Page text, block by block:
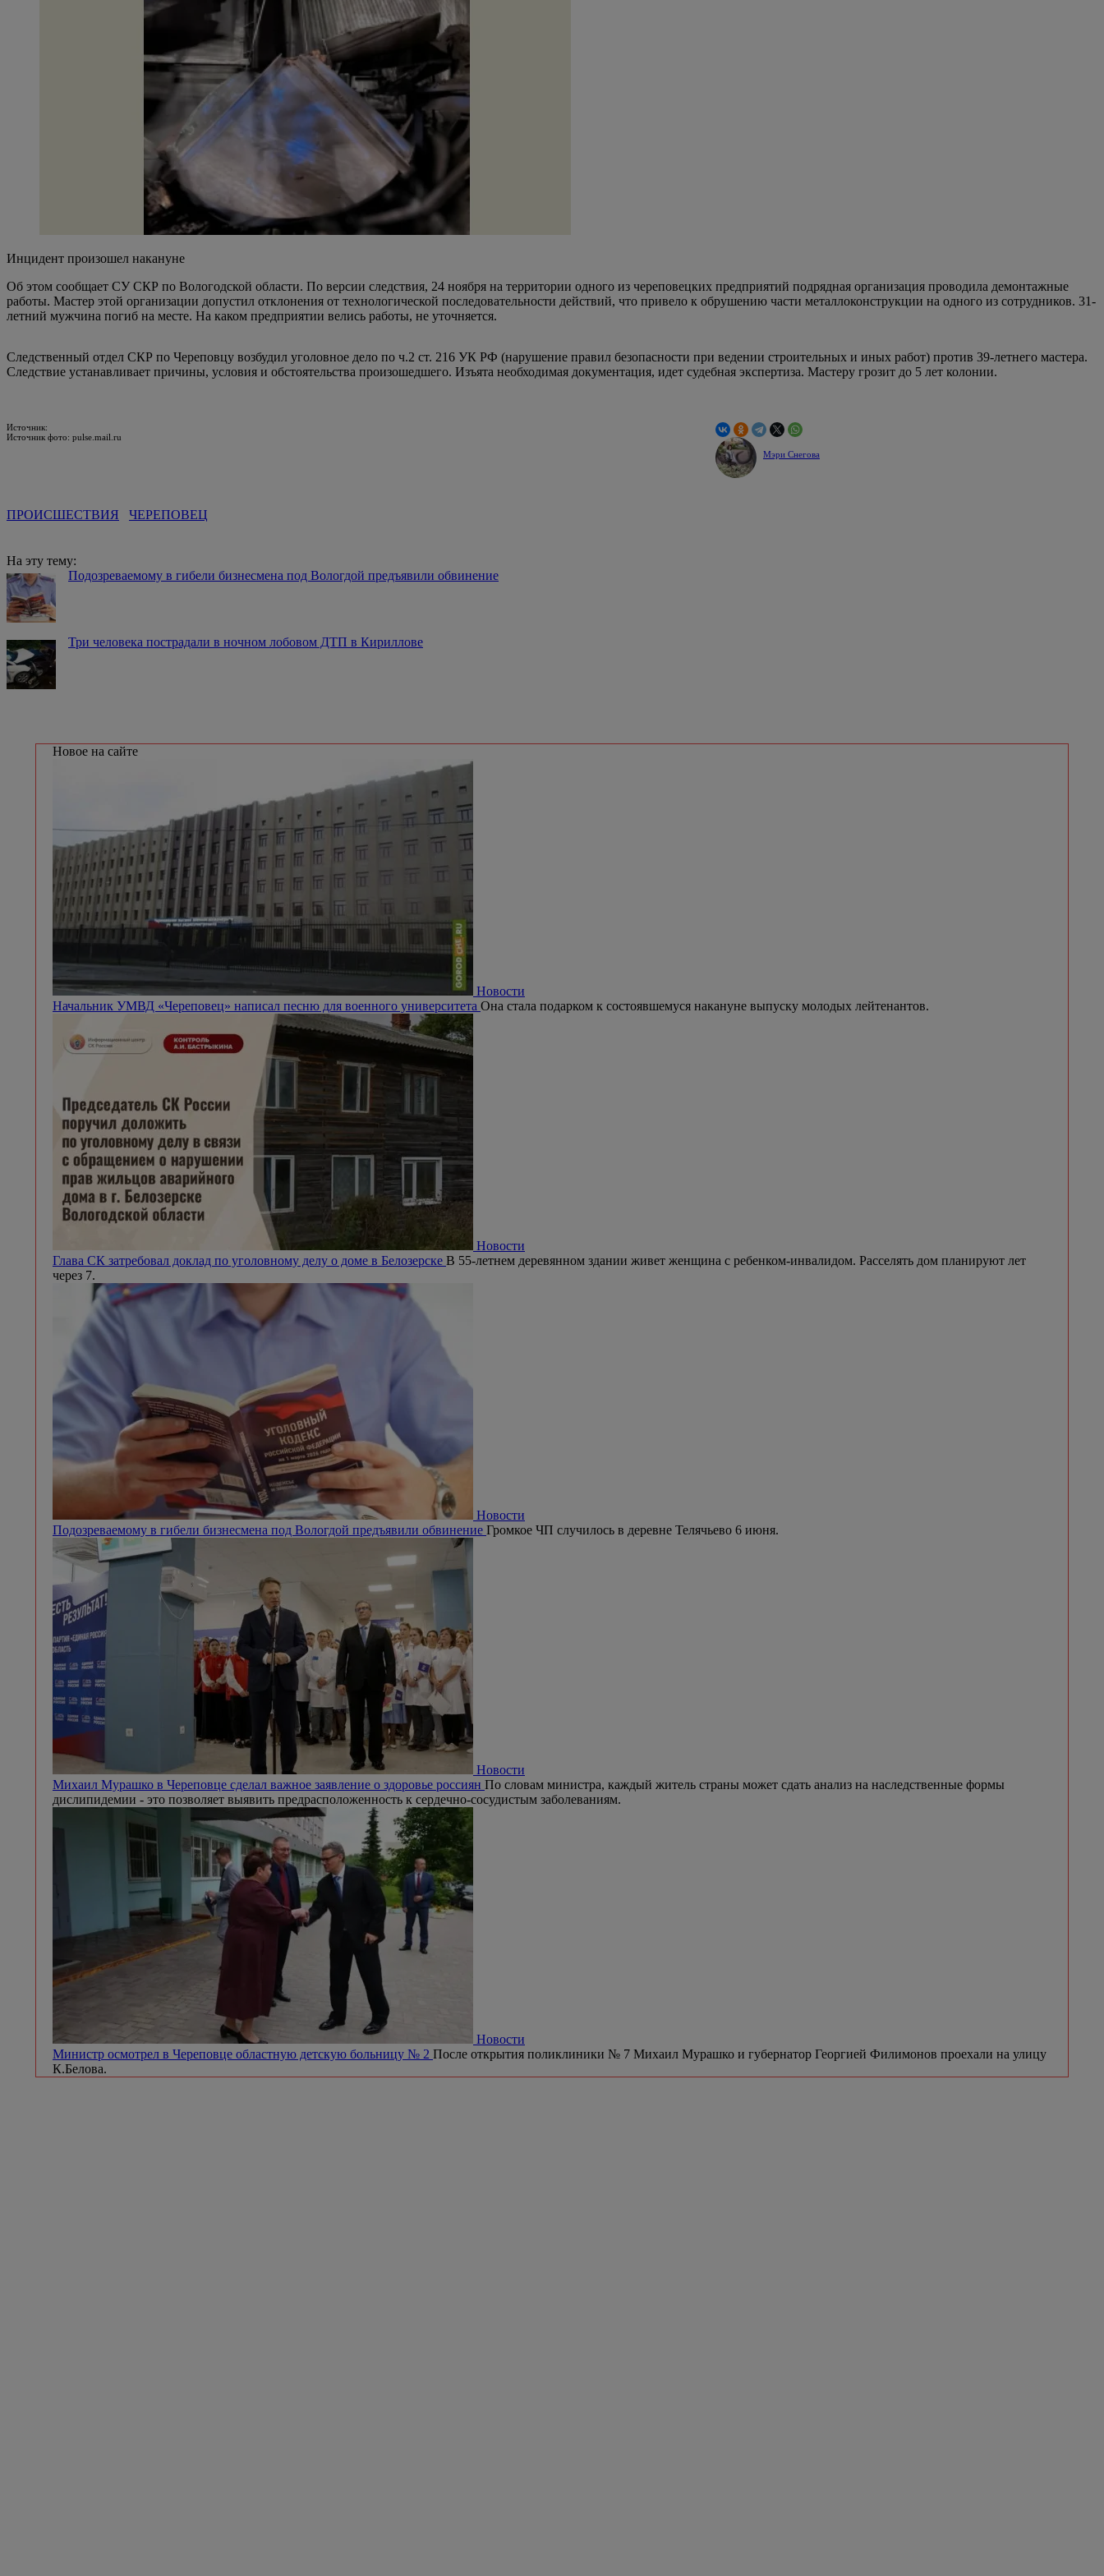
Инцидент произошел накануне
Об этом сообщает СУ СКР по Вологодской области. По версии следствия, 24 ноября на территории одного из череповецких предприятий подрядная организация проводила демонтажные
работы. Мастер этой организации допустил отклонения от технологической последовательности действий, что привело к обрушению части металлоконструкции на одного из сотрудников. 31-
летний мужчина погиб на месте. На каком предприятии велись работы, не уточняется.
Следственный отдел СКР по Череповцу возбудил уголовное дело по ч.2 ст. 216 УК РФ (нарушение правил безопасности при ведении строительных и иных работ) против 39-летнего мастера.
Следствие устанавливает причины, условия и обстоятельства произошедшего. Изъята необходимая документация, идет судебная экспертиза. Мастеру грозит до 5 лет колонии.
Источник:
Источник фото: pulse.mail.ru
Мэри Снегова
ПРОИСШЕСТВИЯ ЧЕРЕПОВЕЦ
На эту тему:
Подозреваемому в гибели бизнесмена под Вологдой предъявили обвинение
Три человека пострадали в ночном лобовом ДТП в Кириллове
Новое на сайте
Новости
Начальник УМВД «Череповец» написал песню для военного университета Она стала подарком к состоявшемуся накануне выпуску молодых лейтенантов.
Новости
Глава СК затребовал доклад по уголовному делу о доме в Белозерске В 55-летнем деревянном здании живет женщина с ребенком-инвалидом. Расселять дом планируют лет
через 7.
Новости
Подозреваемому в гибели бизнесмена под Вологдой предъявили обвинение Громкое ЧП случилось в деревне Телячьево 6 июня.
Новости
Михаил Мурашко в Череповце сделал важное заявление о здоровье россиян По словам министра, каждый житель страны может сдать анализ на наследственные формы
дислипидемии - это позволяет выявить предрасположенность к сердечно-сосудистым заболеваниям.
Новости
Министр осмотрел в Череповце областную детскую больницу № 2 После открытия поликлиники № 7 Михаил Мурашко и губернатор Георгией Филимонов проехали на улицу
К.Белова.